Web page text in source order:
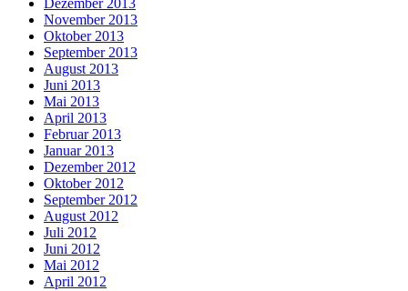
Dezember 2013
November 2013
Oktober 2013
September 2013
August 2013
Juni 2013
Mai 2013
April 2013
Februar 2013
Januar 2013
Dezember 2012
Oktober 2012
September 2012
August 2012
Juli 2012
Juni 2012
Mai 2012
April 2012